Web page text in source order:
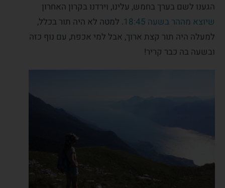
הגענו לשם בערך בחמש, עלינו, וירדנו בקרון האחרון
שיוצא מההר בשעה 18:45
. למטה לא היה תור בכלל,
למעלה היה תור קצת ארוך, אבל למי אכפת, עם נוף כזה
ובשעה בה כבר קריר!